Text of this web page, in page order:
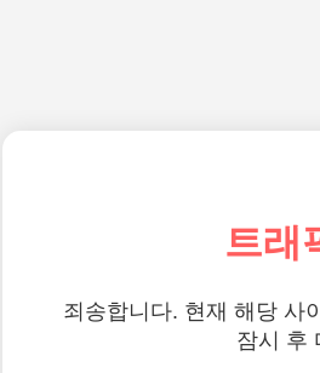
트래
죄송합니다. 현재 해당 사
잠시 후